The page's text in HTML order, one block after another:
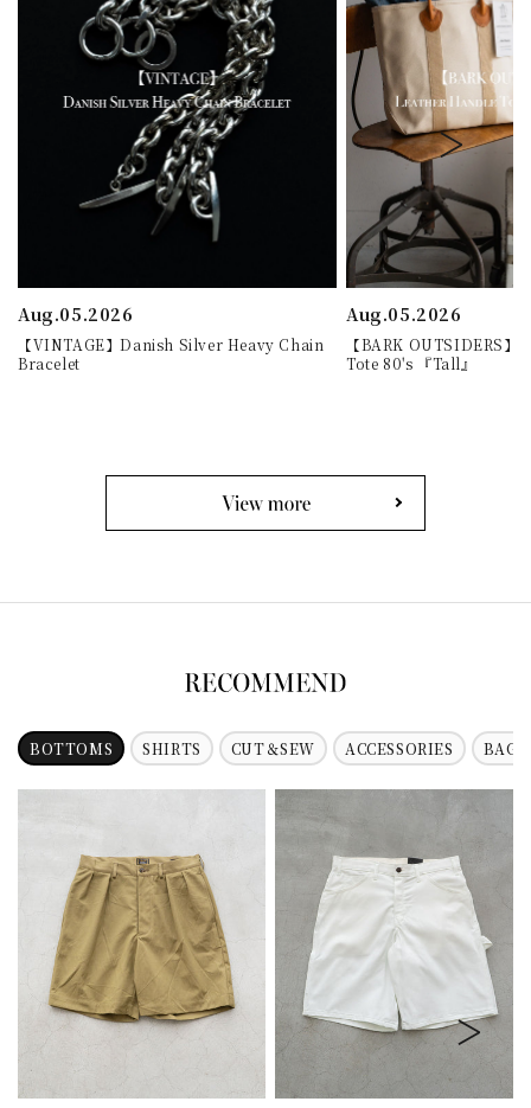
Aug.05.2026
【VINTAGE】Danish Silver Heavy Chain
Bracelet
Aug.05.2026
【BARK OUTSIDERS
Tote 80's 『Tall』
BOTTOMS SHIRTS CUT＆SEW ACCESSORIES BAG